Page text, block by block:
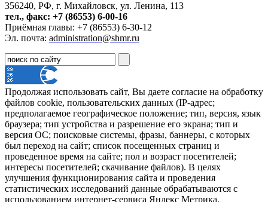
356240, РФ, г. Михайловск, ул. Ленина, 113
тел., факс: +7 (86553) 6-00-16
Приёмная главы: +7 (86553) 6-30-12
Эл. почта: administration@shmr.ru
Продолжая использовать сайт, Вы даете согласие на обработку
файлов cookie, пользовательских данных (IP-адрес;
предполагаемое географическое положение; тип, версия, язык
браузера; тип устройства и разрешение его экрана; тип и
версия ОС; поисковые системы, фразы, баннеры, с которых
был переход на сайт; список посещенных страниц и
проведенное время на сайте; пол и возраст посетителей;
интересы посетителей; скачивание файлов). В целях
улучшения функционирования сайта и проведения
статистических исследований данные обрабатываются с
использованием интернет-сервиса Яндекс Метрика.